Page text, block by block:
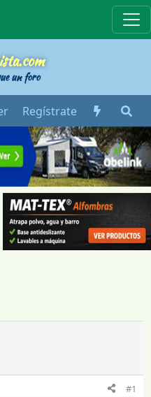
un foro
Regístrate
#1